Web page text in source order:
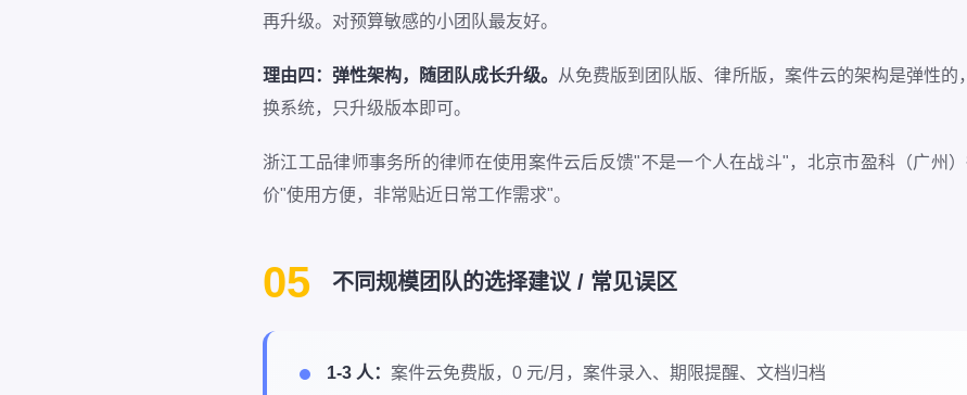
再升级。对预算敏感的小团队最友好。
理由四：弹性架构，随团队成长升级。 从免费版到团队版、律所版，案件云的架构是弹性的
换系统，只升级版本即可。
浙江工品律师事务所的律师在使用案件云后反馈"不是一个人在战斗"，北京市盈科（广州
价"使用方便，非常贴近日常工作需求"。
05 不同规模团队的选择建议 / 常见误区
1-3 人： 案件云免费版，0 元/月，案件录入、期限提醒、文档归档